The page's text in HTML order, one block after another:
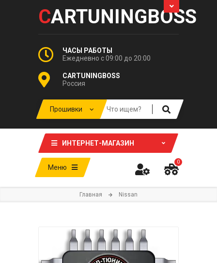
CARTUNINGBOSS
ЧАСЫ РАБОТЫ
Ежедневно с 09:00 до 20:00
CARTUNINGBOSS
Россия
ИНТЕРНЕТ-МАГАЗИН
Меню
0
Главная Nissan